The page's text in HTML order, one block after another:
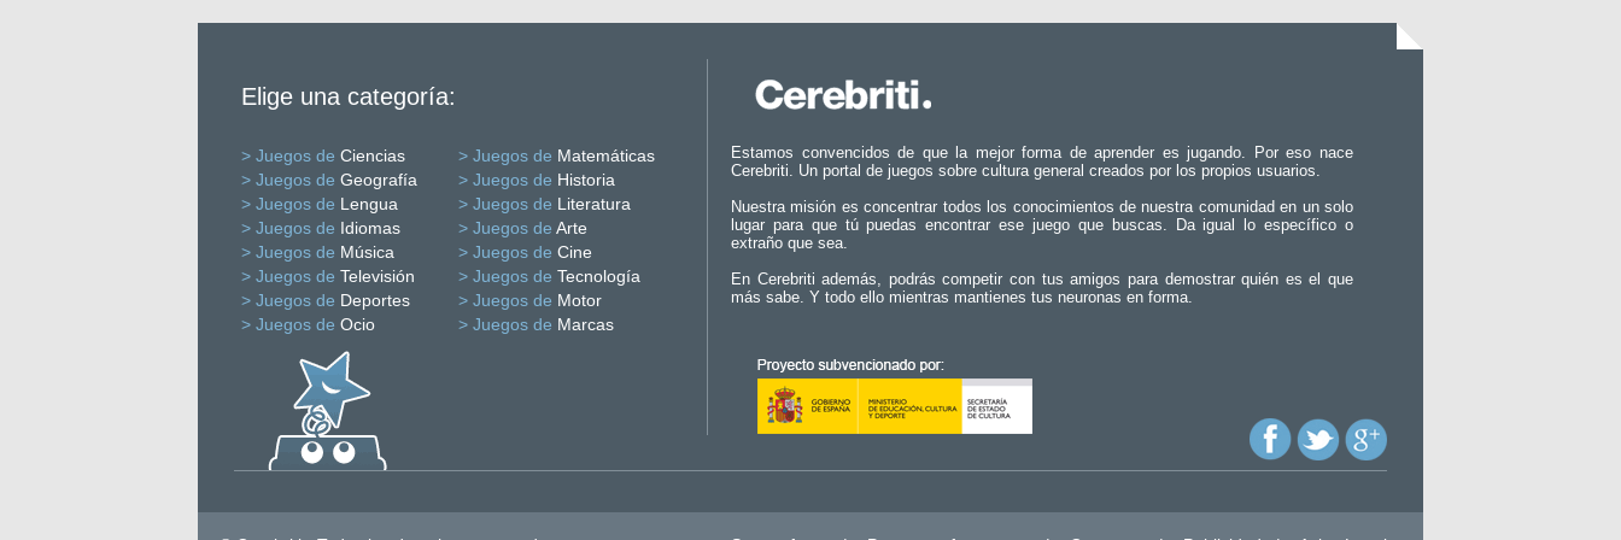
Elige una categoría:
> Juegos de Ciencias > Juegos de Matemáticas
> Juegos de Geografía > Juegos de Historia
> Juegos de Lengua > Juegos de Literatura
> Juegos de Idiomas > Juegos de Arte
> Juegos de Música > Juegos de Cine
> Juegos de Televisión > Juegos de Tecnología
> Juegos de Deportes > Juegos de Motor
> Juegos de Ocio > Juegos de Marcas
Estamos convencidos de que la mejor forma de aprender es jugando. Por eso nace
Cerebriti. Un portal de juegos sobre cultura general creados por los propios usuarios.
Nuestra misión es concentrar todos los conocimientos de nuestra comunidad en un solo
lugar para que tú puedas encontrar ese juego que buscas. Da igual lo específico o
extraño que sea.
En Cerebriti además, podrás competir con tus amigos para demostrar quién es el que
más sabe. Y todo ello mientras mantienes tus neuronas en forma.